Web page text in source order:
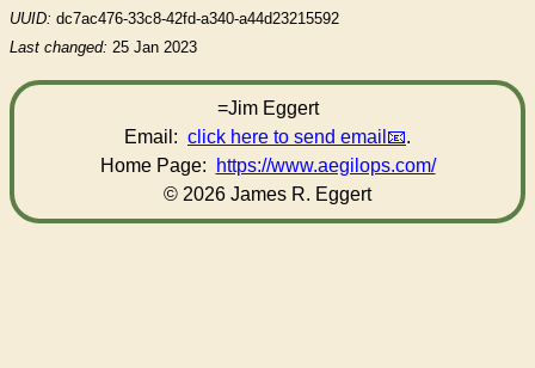
UUID: dc7ac476-33c8-42fd-a340-a44d23215592
Last changed: 25 Jan 2023
=Jim Eggert
Email: click here to send email
.
Home Page:
https://www.aegilops.com/
© 2026 James R. Eggert